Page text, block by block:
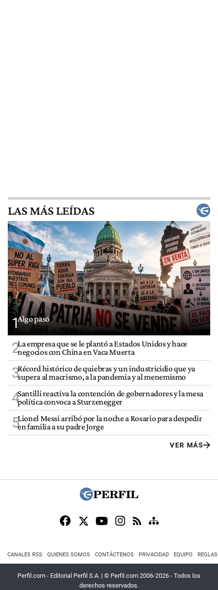
LAS MÁS LEÍDAS
1Algo pasó
2La empresa que se le plantó a Estados Unidos y hace
negocios con China en Vaca Muerta
3Récord histórico de quiebras y un industricidio que ya
supera al macrismo, a la pandemia y al menemismo
4Santilli reactiva la contención de gobernadores y la mesa
política convoca a Sturzenegger
5Lionel Messi arribó por la noche a Rosario para despedir
en familia a su padre Jorge
VER MÁS
CANALES RSS QUIENES SOMOS CONTÁCTENOS PRIVACIDAD EQUIPO
Perfil.com - Editorial Perfil S.A. | © Perfil.com 2006-2026 - Todos los
derechos reservados.